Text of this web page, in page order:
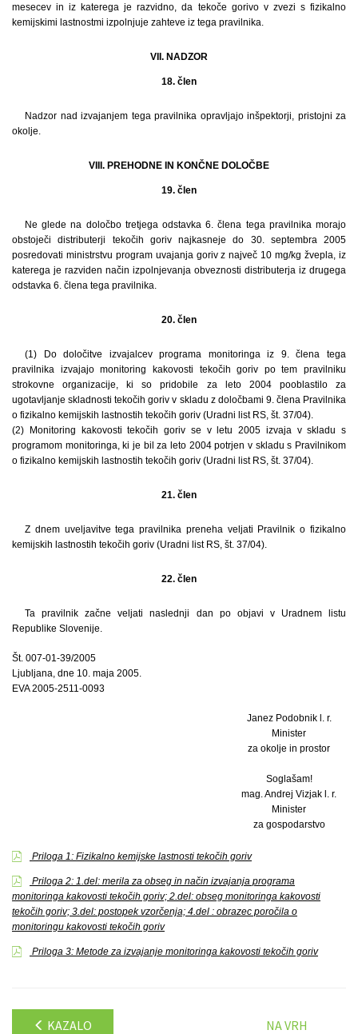
mesecev in iz katerega je razvidno, da tekoče gorivo v zvezi s fizikalno
kemijskimi lastnostmi izpolnjuje zahteve iz tega pravilnika.
VII. NADZOR
18. člen
Nadzor nad izvajanjem tega pravilnika opravljajo inšpektorji, pristojni za
okolje.
VIII. PREHODNE IN KONČNE DOLOČBE
19. člen
Ne glede na določbo tretjega odstavka 6. člena tega pravilnika morajo
obstoječi distributerji tekočih goriv najkasneje do 30. septembra 2005
posredovati ministrstvu program uvajanja goriv z največ 10 mg/kg žvepla, iz
katerega je razviden način izpolnjevanja obveznosti distributerja iz drugega
odstavka 6. člena tega pravilnika.
20. člen
(1) Do določitve izvajalcev programa monitoringa iz 9. člena tega
pravilnika izvajajo monitoring kakovosti tekočih goriv po tem pravilniku
strokovne organizacije, ki so pridobile za leto 2004 pooblastilo za
ugotavljanje skladnosti tekočih goriv v skladu z določbami 9. člena Pravilnika
o fizikalno kemijskih lastnostih tekočih goriv (Uradni list RS, št. 37/04).
(2) Monitoring kakovosti tekočih goriv se v letu 2005 izvaja v skladu s
programom monitoringa, ki je bil za leto 2004 potrjen v skladu s Pravilnikom
o fizikalno kemijskih lastnostih tekočih goriv (Uradni list RS, št. 37/04).
21. člen
Z dnem uveljavitve tega pravilnika preneha veljati Pravilnik o fizikalno
kemijskih lastnostih tekočih goriv (Uradni list RS, št. 37/04).
22. člen
Ta pravilnik začne veljati naslednji dan po objavi v Uradnem listu
Republike Slovenije.
Št. 007-01-39/2005
Ljubljana, dne 10. maja 2005.
EVA 2005-2511-0093
Janez Podobnik l. r.
Minister
za okolje in prostor
Soglašam!
mag. Andrej Vizjak l. r.
Minister
za gospodarstvo
Priloga 1: Fizikalno kemijske lastnosti tekočih goriv
Priloga 2: 1.del: merila za obseg in način izvajanja programa
monitoringa kakovosti tekočih goriv; 2.del: obseg monitoringa kakovosti
tekočih goriv; 3.del: postopek vzorčenja; 4.del : obrazec poročila o
monitoringu kakovosti tekočih goriv
Priloga 3: Metode za izvajanje monitoringa kakovosti tekočih goriv
KAZALO NA VRH